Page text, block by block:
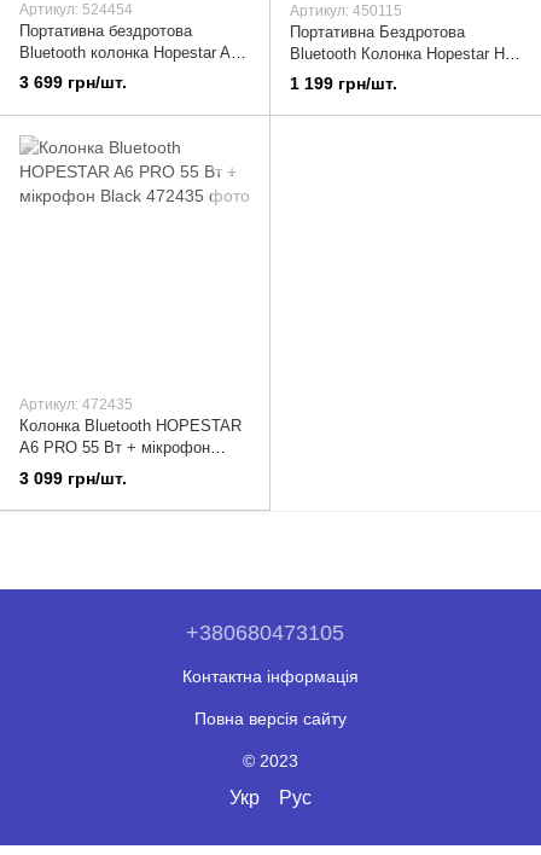
Артикул: 524454
Портативна бездротова
Bluetooth колонка Hopestar A6
Max (BT5.1, 80W, TWS,
AUX/TF/USB, 7h, IPX6) Black
3 699 грн/шт.
Артикул: 450115
Портативна Бездротова
Bluetooth Колонка Hopestar H20
Black
1 199 грн/шт.
Артикул: 472435
Колонка Bluetooth HOPESTAR
A6 PRO 55 Вт + мікрофон
Black
3 099 грн/шт.
+380680473105
Контактна інформація
Повна версія сайту
© 2023
Укр Рус